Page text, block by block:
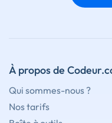
À propos de
Qui sommes-nous ?
Nos tarifs